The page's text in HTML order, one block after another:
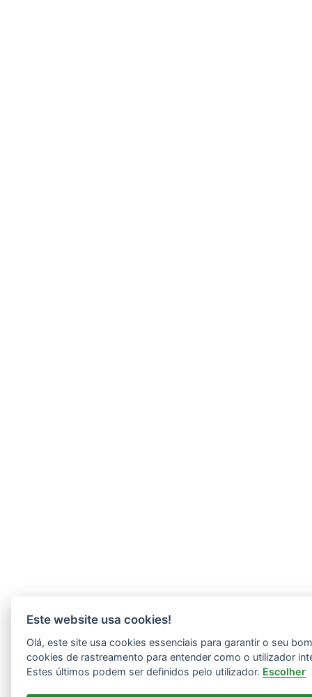
Este website usa cookies!
Olá, este site usa cookies essenciais para garantir o seu
cookies de rastreamento para entender como o utilizador
Estes últimos podem ser definidos pelo utilizador. Escolher